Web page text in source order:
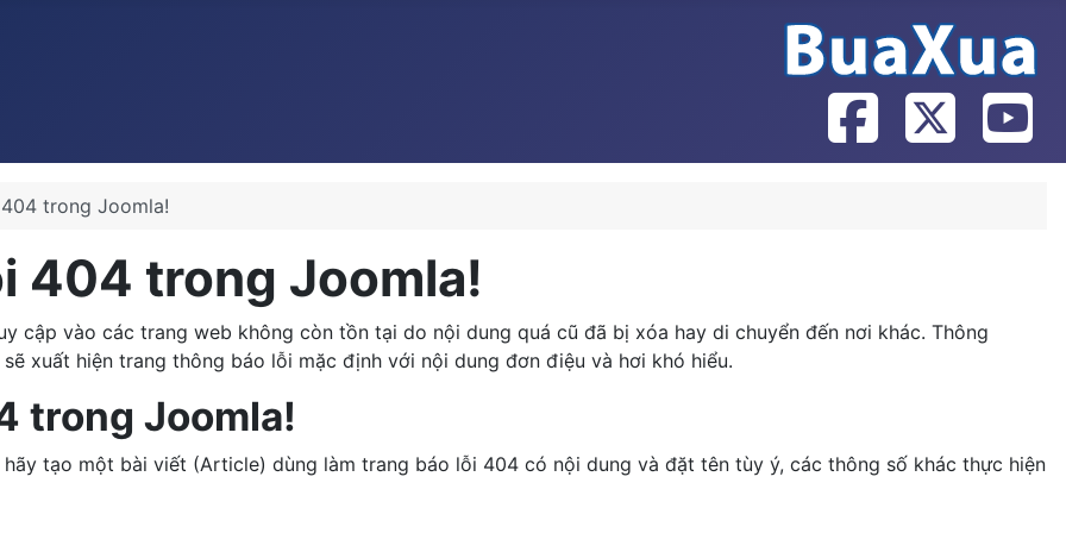
trong Joomla!
404 trong Joomla!
cập vào các trang web không còn tồn tại do nội dung quá cũ đã bị xóa hay di chuyển đến nơi khác. Thông
xuất hiện trang thông báo lỗi mặc định với nội dung đơn điệu và hơi khó hiểu.
trong Joomla!
tạo một bài viết (Article) dùng làm trang báo lỗi 404 có nội dung và đặt tên tùy ý, các thông số khác thực hiện